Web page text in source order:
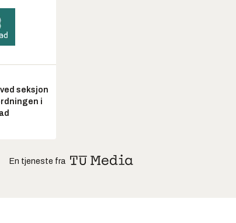
seksjon
i
En tjeneste fra